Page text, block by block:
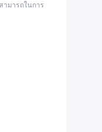
ามารถในการ